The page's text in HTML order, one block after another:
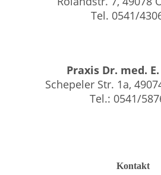
Tel. 0541/
Praxis Dr. med.
Schepeler Str. 1a,
Tel.: 0541/
Kontakt